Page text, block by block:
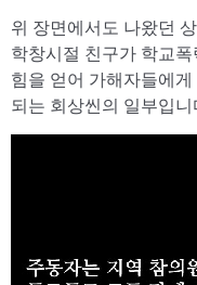
위 장면에서도 나왔던
학창시절 친구가 학교
힘을 얻어 가해자들에
되는 회상씬의 일부입니